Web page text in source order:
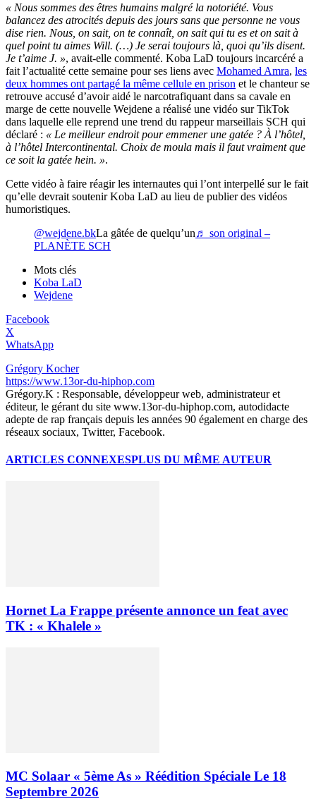
« Nous sommes des êtres humains malgré la notoriété. Vous
balancez des atrocités depuis des jours sans que personne ne vous
dise rien. Nous, on sait, on te connaît, on sait qui tu es et on sait à
quel point tu aimes Will. (…) Je serai toujours là, quoi qu’ils disent.
Je t’aime J. », avait-elle commenté. Koba LaD toujours incarcéré a
fait l’actualité cette semaine pour ses liens avec Mohamed Amra, les
deux hommes ont partagé la même cellule en prison et le chanteur se
retrouve accusé d’avoir aidé le narcotrafiquant dans sa cavale en
marge de cette nouvelle Wejdene a réalisé une vidéo sur TikTok
dans laquelle elle reprend une trend du rappeur marseillais SCH qui
déclaré : « Le meilleur endroit pour emmener une gatée ? À l’hôtel,
à l’hôtel Intercontinental. Choix de moula mais il faut vraiment que
ce soit la gatée hein. ».
Cette vidéo à faire réagir les internautes qui l’ont interpellé sur le fait
qu’elle devrait soutenir Koba LaD au lieu de publier des vidéos
humoristiques.
@wejdene.bkLa gâtée de quelqu’un♬ son original –
PLANÈTE SCH
Mots clés
Koba LaD
Wejdene
Facebook
X
WhatsApp
Grégory Kocher
https://www.13or-du-hiphop.com
Grégory.K : Responsable, développeur web, administrateur et
éditeur, le gérant du site www.13or-du-hiphop.com, autodidacte
adepte de rap français depuis les années 90 également en charge des
réseaux sociaux, Twitter, Facebook.
ARTICLES CONNEXESPLUS DU MÊME AUTEUR
Hornet La Frappe présente annonce un feat avec
TK : « Khalele »
MC Solaar « 5ème As » Réédition Spéciale Le 18
Septembre 2026